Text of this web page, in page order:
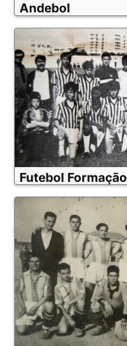
Andebol
Futebol Formação